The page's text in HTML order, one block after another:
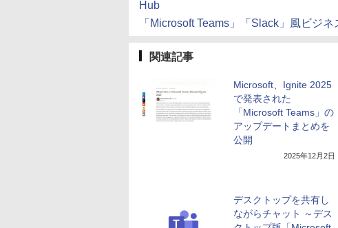
Hub
「Microsoft Teams」「Slack」風ビジ
関連記事
Microsoft、Ignite 2025
で発表された
「Microsoft Teams」の
アップデートまとめを
公開
2025年12月2日
デスクトップを共有し
ながらチャット ～デス